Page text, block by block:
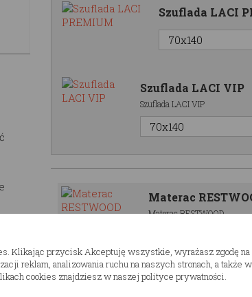
Szuflada LACI
Szuflada LACI VIP
Szuflada LACI VIP
Materac
Materac RESTWOOD
Klikając przycisk Akceptuję wszystkie, wyrażasz zgodę
reklam, analizowania ruchu na naszych stronach, a także
cookies znajdziesz w naszej polityce prywatności.